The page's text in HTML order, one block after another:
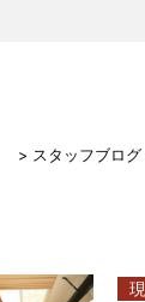
> スタッフブログ